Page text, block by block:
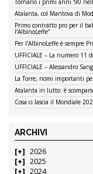
Atalanta, col Mantova di
Primo contratto pro per il
l’AlbinoLeffe”
Per l’AlbinoLeffe è sempre
UFFICIALE – La numero 11
UFFICIALE – Alessandro
La Torre, nomi importanti
Atalanta in lutto: è
Cosa ci lascia il Mondiale
ARCHIVI
2026
2025
2024